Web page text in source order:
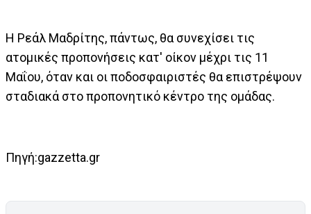
Η Ρεάλ Μαδρίτης, πάντως, θα συνεχίσει τις
ατομικές προπονήσεις κατ' οίκον μέχρι τις 11
Μαΐου, όταν και οι ποδοσφαιριστές θα επιστρέψουν
σταδιακά στο προπονητικό κέντρο της ομάδας.
Πηγή:gazzetta.gr